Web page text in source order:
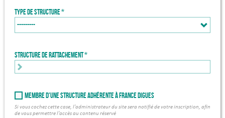
Type de structure
Structure de rattachement *
Membre d'une structure adhérente à France Digues
Si vous cochez cette case, l'administrateur du site sera notifié de votre inscription, afin
de vous permettre l'accès au contenu réservé